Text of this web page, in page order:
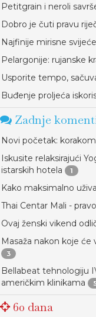
Petitgrain i neroli
Dobro je čuti pravu
Najfinije mirisne svijeće
Pelargonije: rujanske
Usporite tempo,
Buđenje proljeća
Zadnje
Novi početak:
Iskusite relaksirajući
istarskih hotela
1
Kako maksimalno
Thai Centar Mali -
Ovaj ženski vikend
Masaža nakon koje
3
Bellabeat tehnologiju
američkim klinikama
60 dana